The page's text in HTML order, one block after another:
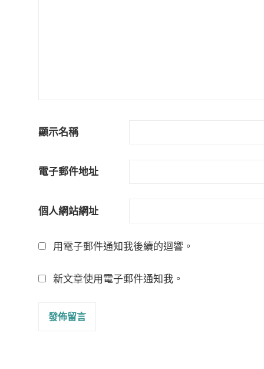
顯示名稱
電子郵件地址
個人網站網址
用電子郵件通知我後續的迴響。
新文章使用電子郵件通知我。